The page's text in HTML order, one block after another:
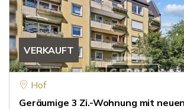
VERKAUFT
Hof
Geräumige 3 Zi.-Wohnung mit